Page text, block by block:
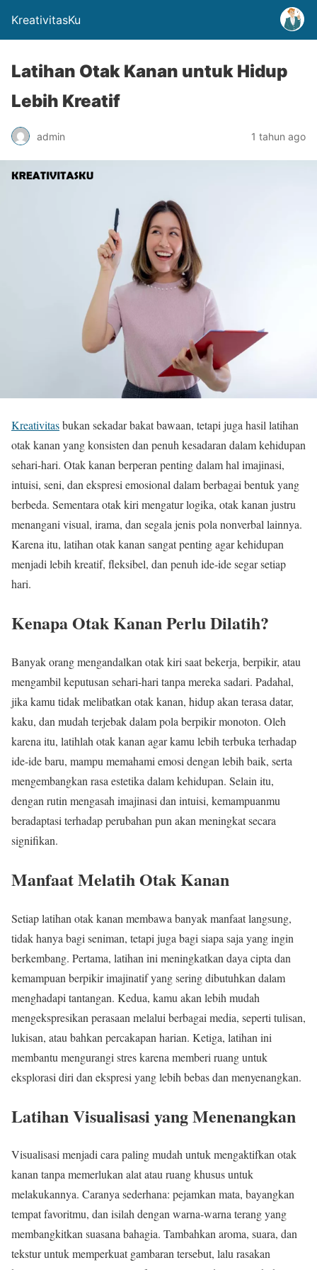
KreativitasKu
Latihan Otak Kanan untuk Hidup
Lebih Kreatif
admin 1 tahun ago
Kreativitasbukan sekadar bakat bawaan, tetapi juga hasil latihan
otak kanan yang konsisten dan penuh kesadaran dalam kehidupan
sehari-hari. Otak kanan berperan penting dalam hal imajinasi,
intuisi, seni, dan ekspresi emosional dalam berbagai bentuk yang
berbeda. Sementara otak kiri mengatur logika, otak kanan justru
menangani visual, irama, dan segala jenis pola nonverbal lainnya.
Karena itu, latihan otak kanan sangat penting agar kehidupan
menjadi lebih kreatif, fleksibel, dan penuh ide-ide segar setiap
hari.
Kenapa Otak Kanan Perlu Dilatih?
Banyak orang mengandalkan otak kiri saat bekerja, berpikir, atau
mengambil keputusan sehari-hari tanpa mereka sadari. Padahal,
jika kamu tidak melibatkan otak kanan, hidup akan terasa datar,
kaku, dan mudah terjebak dalam pola berpikir monoton. Oleh
karena itu, latihlah otak kanan agar kamu lebih terbuka terhadap
ide-ide baru, mampu memahami emosi dengan lebih baik, serta
mengembangkan rasa estetika dalam kehidupan. Selain itu,
dengan rutin mengasah imajinasi dan intuisi, kemampuanmu
beradaptasi terhadap perubahan pun akan meningkat secara
signifikan.
Manfaat Melatih Otak Kanan
Setiap latihan otak kanan membawa banyak manfaat langsung,
tidak hanya bagi seniman, tetapi juga bagi siapa saja yang ingin
berkembang. Pertama, latihan ini meningkatkan daya cipta dan
kemampuan berpikir imajinatif yang sering dibutuhkan dalam
menghadapi tantangan. Kedua, kamu akan lebih mudah
mengekspresikan perasaan melalui berbagai media, seperti tulisan,
lukisan, atau bahkan percakapan harian. Ketiga, latihan ini
membantu mengurangi stres karena memberi ruang untuk
eksplorasi diri dan ekspresi yang lebih bebas dan menyenangkan.
Latihan Visualisasi yang Menenangkan
Visualisasi menjadi cara paling mudah untuk mengaktifkan otak
kanan tanpa memerlukan alat atau ruang khusus untuk
melakukannya. Caranya sederhana: pejamkan mata, bayangkan
tempat favoritmu, dan isilah dengan warna-warna terang yang
membangkitkan suasana bahagia. Tambahkan aroma, suara, dan
tekstur untuk memperkuat gambaran tersebut, lalu rasakan